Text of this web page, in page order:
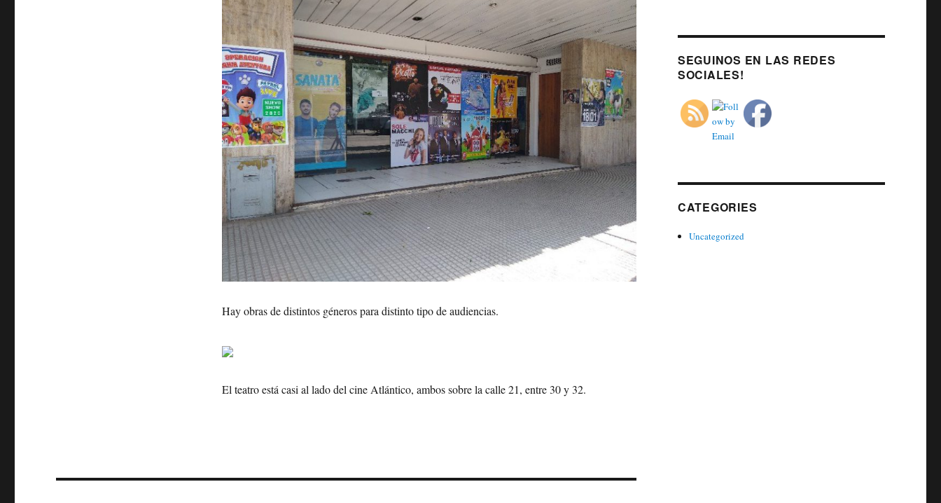
Hay obras de distintos géneros para distinto tipo de audiencias.
El teatro está casi al lado del cine Atlántico, ambos sobre la calle 21, entre 30 y 32.
SEGUINOS EN LAS REDES
SOCIALES!
CATEGORIES
Uncategorized